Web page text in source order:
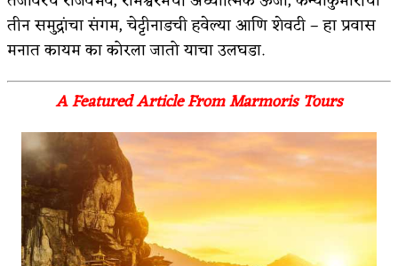
तीन समुद्रांचा संगम, चेट्टीनाडची हवेल्या आणि शेवटी – हा प्रवास
मनात कायम का कोरला जातो याचा उलघडा.
A Featured Article From Marmoris Tours